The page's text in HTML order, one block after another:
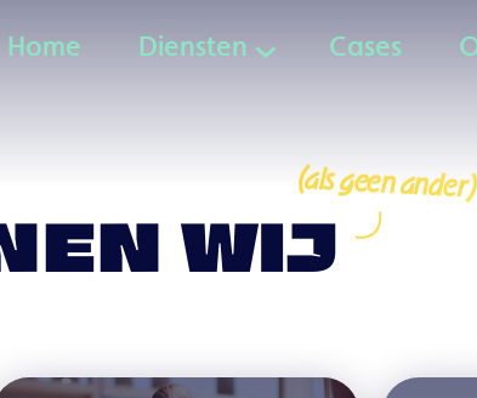
Home Diensten CasesOver
Cases
Diensten
(als geen ander)
WIJ